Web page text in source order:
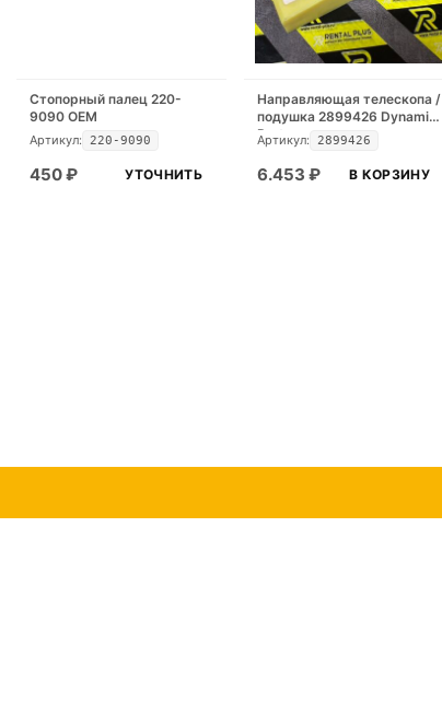
Стопорный палец 220-
9090 OEM
Артикул: 220-9090
450₽ УТОЧНИТЬ
Направляющая телескопа /
подушка 2899426 Dynamic
Part
Артикул: 2899426
6.453 ₽ В КОРЗИНУ